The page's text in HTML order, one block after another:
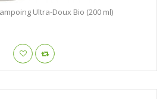
Ultra-Doux Bio (200 ml)